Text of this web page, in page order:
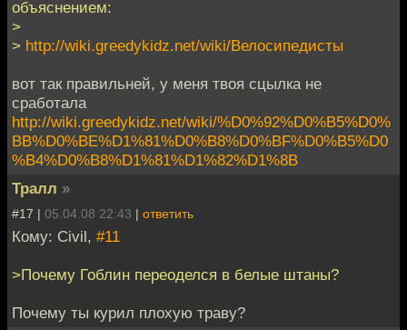
объяснением:
>
> http://wiki.greedykidz.net/wiki/Велосипедисты
вот так правильней, у меня твоя сцылка не
сработала
http://wiki.greedykidz.net/wiki/%D0%92%D0%B5%D0%
BB%D0%BE%D1%81%D0%B8%D0%BF%D0%B5%D0
%B4%D0%B8%D1%81%D1%82%D1%8B
Тралл »
#17 | 05.04.08 22:43 | ответить
Кому: Civil, #11
>Почему Гоблин переоделся в белые штаны?
Почему ты курил плохую траву?